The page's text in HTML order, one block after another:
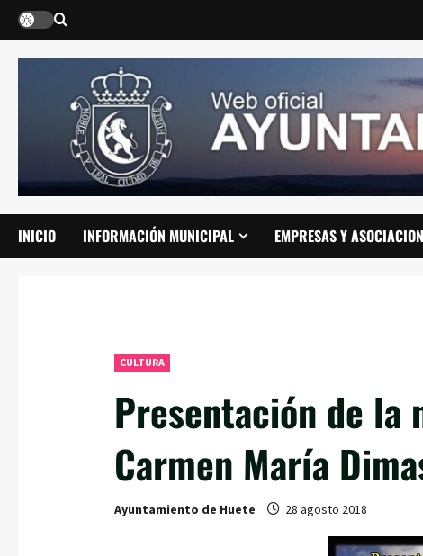
Saltar
contenido
INICIO INFORMACIÓN MUNICIPAL EMPRESAS Y
CULTURA
Presentación de la
Carmen María
Ayuntamiento de Huete 28 agosto 2018